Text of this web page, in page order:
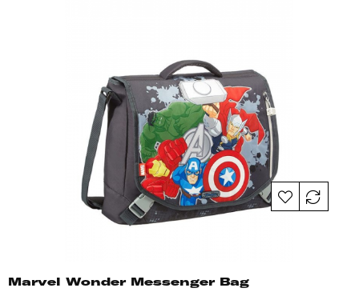
Marvel Wonder Messenger Bag